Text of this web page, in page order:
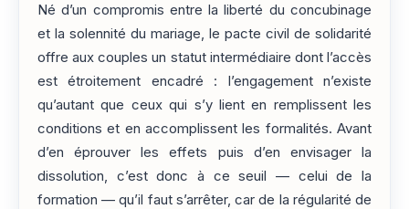
Né d’un compromis entre la liberté du concubinage
et la solennité du mariage, le pacte civil de solidarité
offre aux couples un statut intermédiaire dont l’accès
est étroitement encadré : l’engagement n’existe
qu’autant que ceux qui s’y lient en remplissent les
conditions et en accomplissent les formalités. Avant
d’en éprouver les effets puis d’en envisager la
dissolution, c’est donc à ce seuil — celui de la
formation — qu’il faut s’arrêter, car de la régularité de